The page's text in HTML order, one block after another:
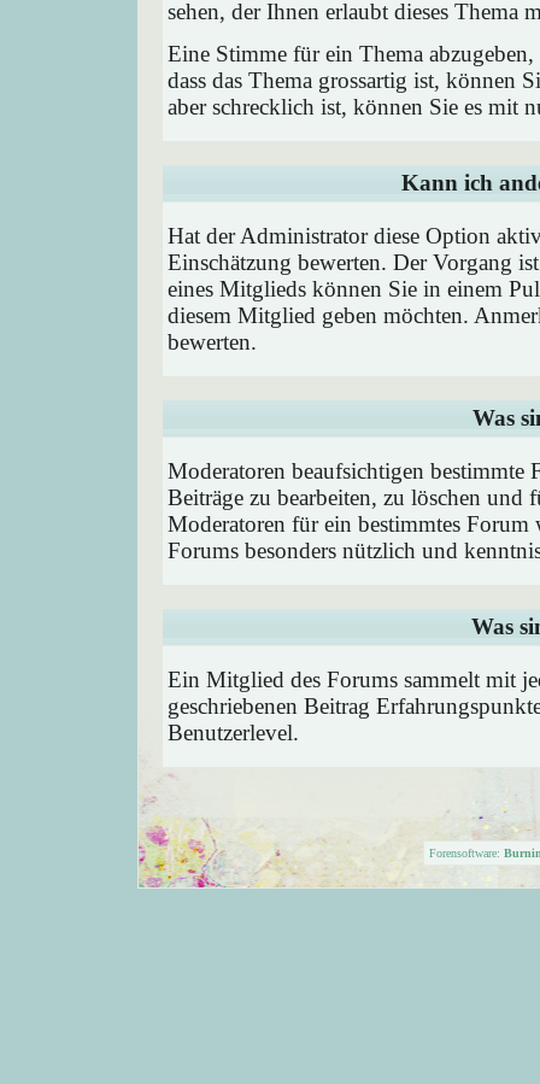
sehen, der Ihnen erlaubt dieses Thema
Eine Stimme für ein Thema
dass das Thema grossartig ist, können
aber schrecklich ist, können Sie es mit
Kann ich
Hat der Administrator diese Option
Einschätzung bewerten. Der Vorgang
eines Mitglieds können Sie in einem
diesem Mitglied geben möchten.
bewerten.
Was
Moderatoren beaufsichtigen
Beiträge zu bearbeiten, zu löschen und
Moderatoren für ein bestimmtes Forum
Forums besonders nützlich und
Was
Ein Mitglied des Forums sammelt mit
geschriebenen Beitrag
Benutzerlevel.
Forensoftware: